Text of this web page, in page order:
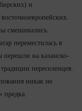
и
смешивались.
переместилась в
перешли на казанско-
переселенцев.
никак не
предка.